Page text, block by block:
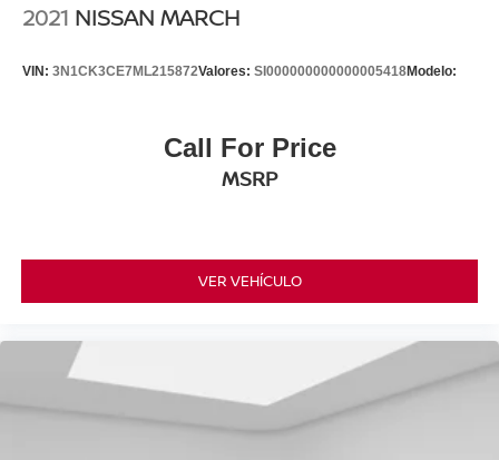
2021 NISSAN MARCH
VIN: 3N1CK3CE7ML215872Valores: SI000000000000005418Modelo:
Call For Price
MSRP
VER VEHÍCULO